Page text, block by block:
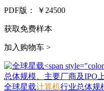
PDF版： ￥24500
获取免费样本
加入购物车 >
全球星载计算机行业总体规